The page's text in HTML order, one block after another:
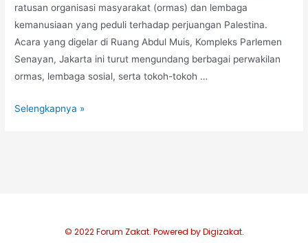
ratusan organisasi masyarakat (ormas) dan lembaga
kemanusiaan yang peduli terhadap perjuangan Palestina.
Acara yang digelar di Ruang Abdul Muis, Kompleks Parlemen
Senayan, Jakarta ini turut mengundang berbagai perwakilan
ormas, lembaga sosial, serta tokoh-tokoh …
Selengkapnya »
© 2022 Forum Zakat. Powered by Digizakat.